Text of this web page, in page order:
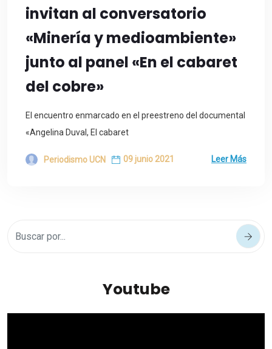
invitan al conversatorio
«Minería y medioambiente»
junto al panel «En el cabaret
del cobre»
El encuentro enmarcado en el preestreno del documental
«Angelina Duval, El cabaret
Periodismo UCN 09 junio 2021 Leer Más
Youtube